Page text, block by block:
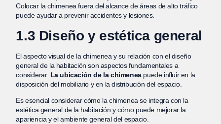
Colocar la chimenea fuera del alcance de áreas de alto tráfico
puede ayudar a prevenir accidentes y lesiones.
1.3 Diseño y estética general
El aspecto visual de la chimenea y su relación con el diseño
general de la habitación son aspectos fundamentales a
considerar. La ubicación de la chimeneapuede influir en la
disposición del mobiliario y en la distribución del espacio.
Es esencial considerar cómo la chimenea se integra con la
estética general de la habitación y cómo puede mejorar la
apariencia y el ambiente general del espacio.